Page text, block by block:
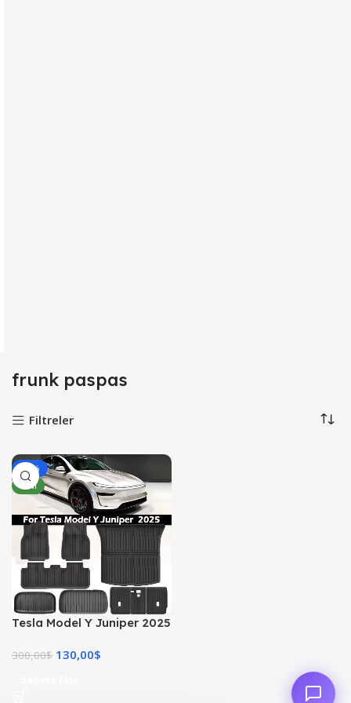
frunk paspas
Filtreler
-57%
YENI
Tesla Model Y Juniper 2025
Geçirmez Paspas Takımı
300,00$ 130,00$